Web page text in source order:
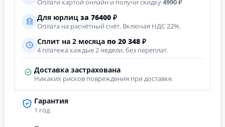
Гарантия
1 год
Оплати картой онлайн и получи скидку4990 ₽
Для юрлиц за 76400 ₽
Оплата на расчётный счёт. Включая НДС 22%.
Сплит на 2 месяца по 20 348 ₽
4 платежа каждые 2 недели, без переплат.
Доставка застрахована
Никаких рисков повреждения при доставке.